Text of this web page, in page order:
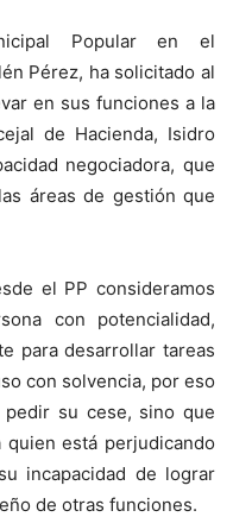
Popular en el
Pérez, ha solicitado al
en sus funciones a la
de Hacienda, Isidro
negociadora, que
áreas de gestión que
el PP consideramos
con potencialidad,
para desarrollar tareas
con solvencia, por eso
su cese, sino que
está perjudicando
incapacidad de lograr
de otras funciones.